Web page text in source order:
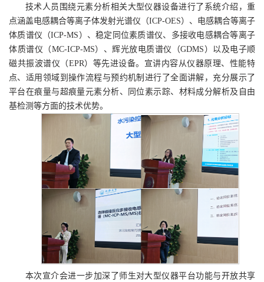
技术人员围绕元素分析相关大型仪器设备进行了系统介绍，重
点涵盖电感耦合等离子体发射光谱仪（ICP-OES）、电感耦合等离子
体质谱仪（ICP-MS）、稳定同位素质谱仪、多接收电感耦合等离子
体质谱仪（MC-ICP-MS）、辉光放电质谱仪（GDMS）以及电子顺
磁共振波谱仪（EPR）等先进设备。宣讲内容从仪器原理、性能特
点、适用领域到操作流程与预约机制进行了全面讲解，充分展示了
平台在痕量与超痕量元素分析、同位素示踪、材料成分解析及自由
基检测等方面的技术优势。
本次宣介会进一步加深了师生对大型仪器平台功能与开放共享